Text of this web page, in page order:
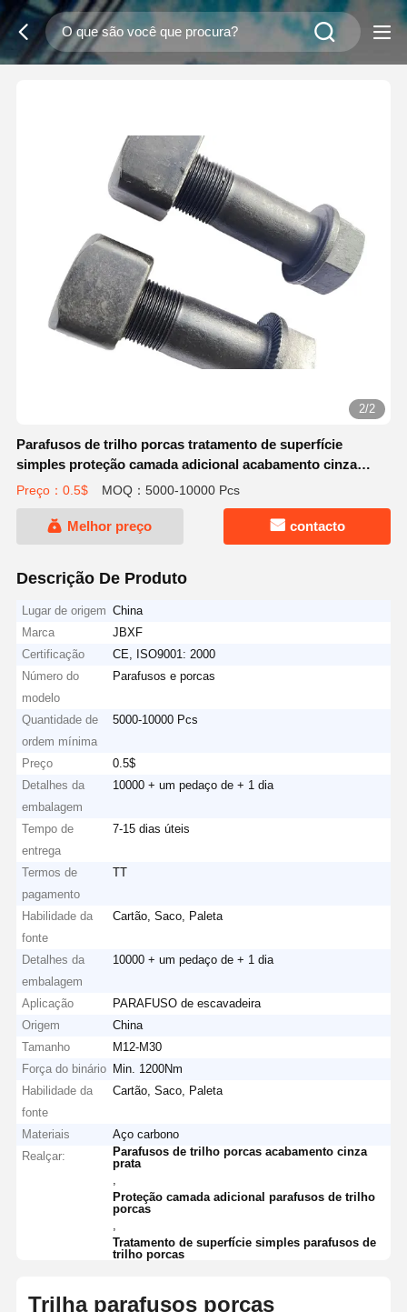
2/2
Parafusos de trilho porcas tratamento de superfície
simples proteção camada adicional acabamento cinza
prata
Preço：0.5$ MOQ：5000-10000 Pcs
Melhor preço contacto
Descrição De Produto
Lugar de origem China
Marca
JBXF
Certificação
CE, ISO9001: 2000
Número do
modelo
Parafusos e porcas
Quantidade de
ordem mínima
5000-10000 Pcs
Preço
0.5$
Detalhes da
embalagem
10000 + um pedaço de + 1 dia
Tempo de
entrega
7-15 dias úteis
Termos de
pagamento
TT
Habilidade da
fonte
Cartão, Saco, Paleta
Detalhes da
embalagem
10000 + um pedaço de + 1 dia
Aplicação
PARAFUSO de escavadeira
Origem
China
Tamanho
M12-M30
Força do binário Min. 1200Nm
Habilidade da
fonte
Cartão, Saco, Paleta
Materiais
Aço carbono
Realçar:
Parafusos de trilho porcas acabamento cinza
prata
Proteção camada adicional parafusos de trilho
porcas
Tratamento de superfície simples parafusos de
trilho porcas
Trilha parafusos porcas